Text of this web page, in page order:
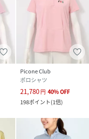
Picone Club
ポロシャツ
21,780円 40%OFF
198ポイント(1倍)